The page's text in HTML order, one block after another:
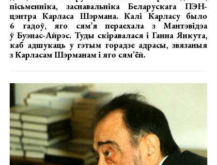
пісьменніка, заснавальніка Беларускага ПЭН-
цэнтра Карласа Шэрмана. Калі Карласу было
6 гадоў, яго сям’я пераехала з Мантэвідэа
ў Буэнас-Айрэс. Туды скіравалася і Ганна Янкута,
каб адшукаць у гэтым горадзе адрасы, звязаныя
з Карласам Шэрманам і яго сям’ёй.